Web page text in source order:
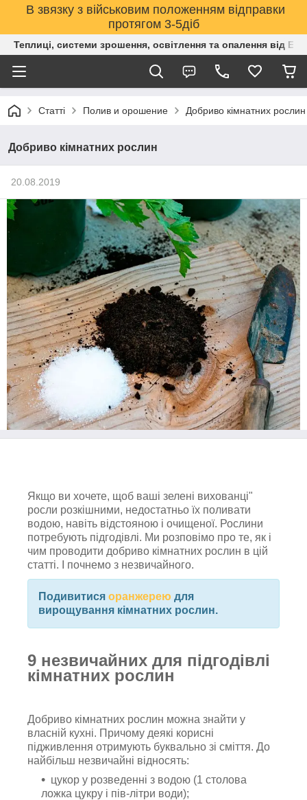
В звязку з військовим положенням відправки
протягом 3-5діб
Теплиці, системи зрошення, освітлення та опалення від
Статті Полив и орошение Добриво кімнатних рослин
Добриво кімнатних рослин
20.08.2019
Якщо ви хочете, щоб ваші зелені вихованці"
росли розкішними, недостатньо їх поливати
водою, навіть відстояною і очищеної. Рослини
потребують підгодівлі. Ми розповімо про те, як і
чим проводити добриво кімнатних рослин в цій
статті. І почнемо з незвичайного.
Подивитися оранжерею для
вирощування кімнатних рослин.
9 незвичайних для підгодівлі
кімнатних рослин
Добриво кімнатних рослин можна знайти у
власній кухні. Причому деякі корисні
підживлення отримують буквально зі сміття. До
найбільш незвичайні відносять:
цукор у розведенні з водою (1 столова
ложка цукру і пів-літри води);